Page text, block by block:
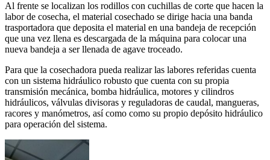
Al frente se localizan los rodillos con cuchillas de corte que hacen la
labor de cosecha, el material cosechado se dirige hacia una banda
trasportadora que deposita el material en una bandeja de recepción
que una vez llena es descargada de la máquina para colocar una
nueva bandeja a ser llenada de agave troceado.
Para que la cosechadora pueda realizar las labores referidas cuenta
con un sistema hidráulico robusto que cuenta con su propia
transmisión mecánica, bomba hidráulica, motores y cilindros
hidráulicos, válvulas divisoras y reguladoras de caudal, mangueras,
racores y manómetros, así como como su propio depósito hidráulico
para operación del sistema.